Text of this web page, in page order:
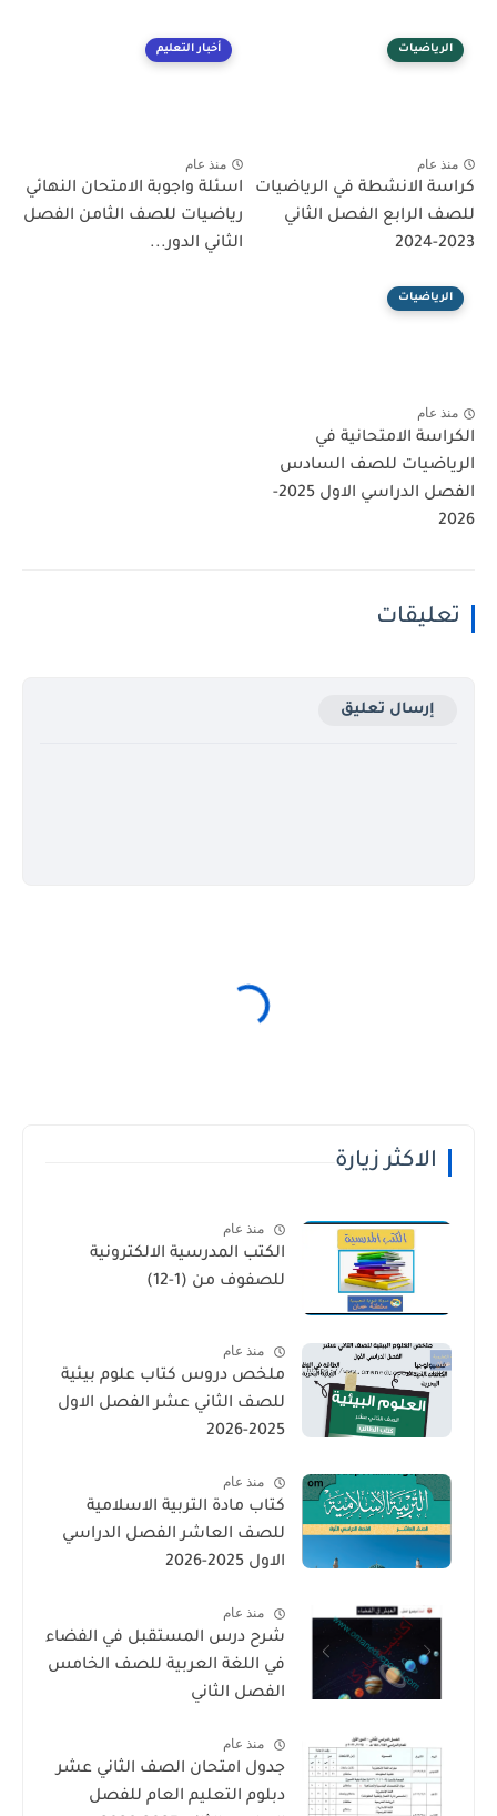
الرياضيات
منذ عام
كراسة الانشطة في الرياضيات
للصف الرابع الفصل الثاني
2023-2024
أخبار التعليم
منذ عام
اسئلة واجوبة الامتحان النهائي
رياضيات للصف الثامن الفصل
الثاني الدور...
الرياضيات
منذ عام
الكراسة الامتحانية في
الرياضيات للصف السادس
الفصل الدراسي الاول 2025-
2026
تعليقات
إرسال تعليق
الاكثر زيارة
منذ عام
الكتب المدرسية الالكترونية
للصفوف من (1-12)
منذ عام
ملخص دروس كتاب علوم بيئية
للصف الثاني عشر الفصل الاول
2025-2026
منذ عام
كتاب مادة التربية الاسلامية
للصف العاشر الفصل الدراسي
الاول 2025-2026
منذ عام
شرح درس المستقبل في الفضاء
في اللغة العربية للصف الخامس
الفصل الثاني
منذ عام
جدول امتحان الصف الثاني عشر
دبلوم التعليم العام للفصل